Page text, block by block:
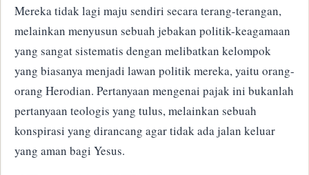
Mereka tidak lagi maju sendiri secara terang-terangan,
melainkan menyusun sebuah jebakan politik-keagamaan
yang sangat sistematis dengan melibatkan kelompok
yang biasanya menjadi lawan politik mereka, yaitu orang-
orang Herodian. Pertanyaan mengenai pajak ini bukanlah
pertanyaan teologis yang tulus, melainkan sebuah
konspirasi yang dirancang agar tidak ada jalan keluar
yang aman bagi Yesus.